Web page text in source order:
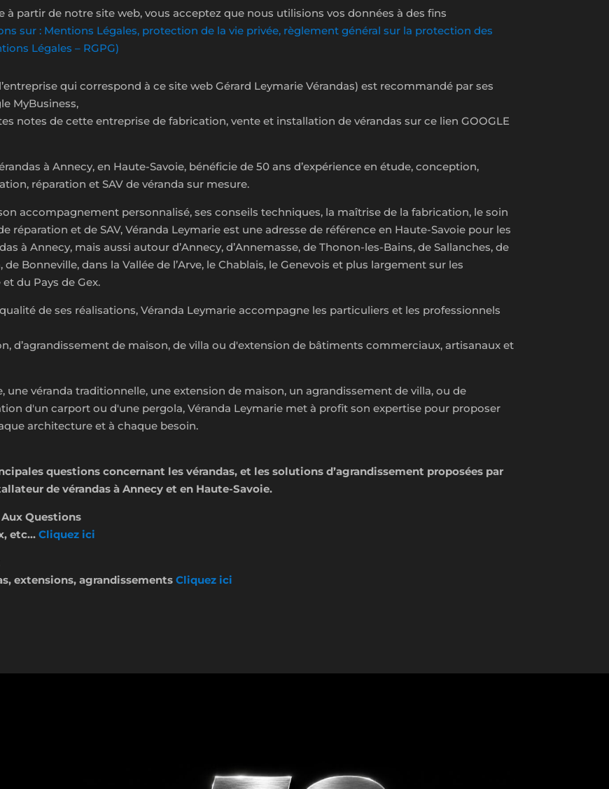
partir de notre site web, vous acceptez que nous utilisions vos données à des fins
sur : Mentions Légales, protection de la vie privée, règlement général sur la protection des
Légales – RGPG)
qui correspond à ce site web Gérard Leymarie Vérandas) est recommandé par ses
MyBusiness,
notes de cette entreprise de fabrication, vente et installation de vérandas sur ce lien GOOGLE
à Annecy, en Haute-Savoie, bénéficie de 50 ans d’expérience en étude, conception,
réparation et SAV de véranda sur mesure.
accompagnement personnalisé, ses conseils techniques, la maîtrise de la fabrication, le soin
réparation et de SAV, Véranda Leymarie est une adresse de référence en Haute-Savoie pour les
à Annecy, mais aussi autour d’Annecy, d’Annemasse, de Thonon-les-Bains, de Sallanches, de
Bonneville, dans la Vallée de l’Arve, le Chablais, le Genevois et plus largement sur les
du Pays de Gex.
de ses réalisations, Véranda Leymarie accompagne les particuliers et les professionnels
d’agrandissement de maison, de villa ou d'extension de bâtiments commerciaux, artisanaux et
véranda traditionnelle, une extension de maison, un agrandissement de villa, ou de
d'un carport ou d'une pergola, Véranda Leymarie met à profit son expertise pour proposer
architecture et à chaque besoin.
questions concernant les vérandas, et les solutions d’agrandissement proposées par
de vérandas à Annecy et en Haute-Savoie.
Aux Questions
etc...Cliquez ici
extensions, agrandissementsCliquez ici